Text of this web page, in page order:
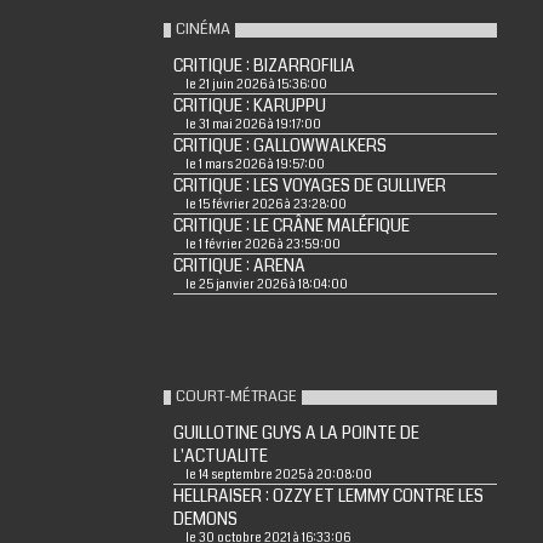
CINÉMA
CRITIQUE : BIZARROFILIA
le 21 juin 2026 à 15:36:00
CRITIQUE : KARUPPU
le 31 mai 2026 à 19:17:00
CRITIQUE : GALLOWWALKERS
le 1 mars 2026 à 19:57:00
CRITIQUE : LES VOYAGES DE GULLIVER
le 15 février 2026 à 23:28:00
CRITIQUE : LE CRÂNE MALÉFIQUE
le 1 février 2026 à 23:59:00
CRITIQUE : ARENA
le 25 janvier 2026 à 18:04:00
COURT-MÉTRAGE
GUILLOTINE GUYS A LA POINTE DE
L'ACTUALITE
le 14 septembre 2025 à 20:08:00
HELLRAISER : OZZY ET LEMMY CONTRE LES
DEMONS
le 30 octobre 2021 à 16:33:06